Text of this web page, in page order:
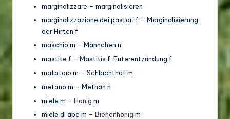
marginalizzare – marginalisieren
marginalizzazione dei pastori f – Marginalisierung
der Hirten f
maschio m – Männchen n
mastite f – Mastitis f, Euterentzündung f
matatoio m – Schlachthof m
metano m – Methan n
miele m – Honig m
miele di ape m – Bienenhonig m